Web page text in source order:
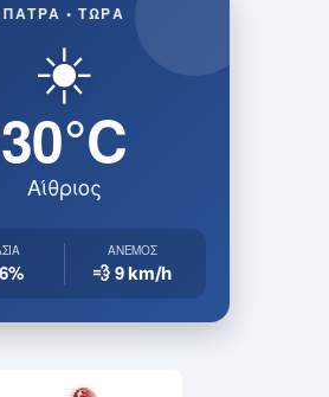
ΠΆΤΡΑ • ΤΏΡΑ
☀️
30°C
Αίθριος
ΆΝΕΜΟΣ
💨 9km/h